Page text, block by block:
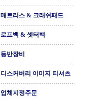
매트리스 & 크래쉬패드
로프백 & 셋터백
등반장비
디스커버리 이미지 티셔츠
업체지정주문